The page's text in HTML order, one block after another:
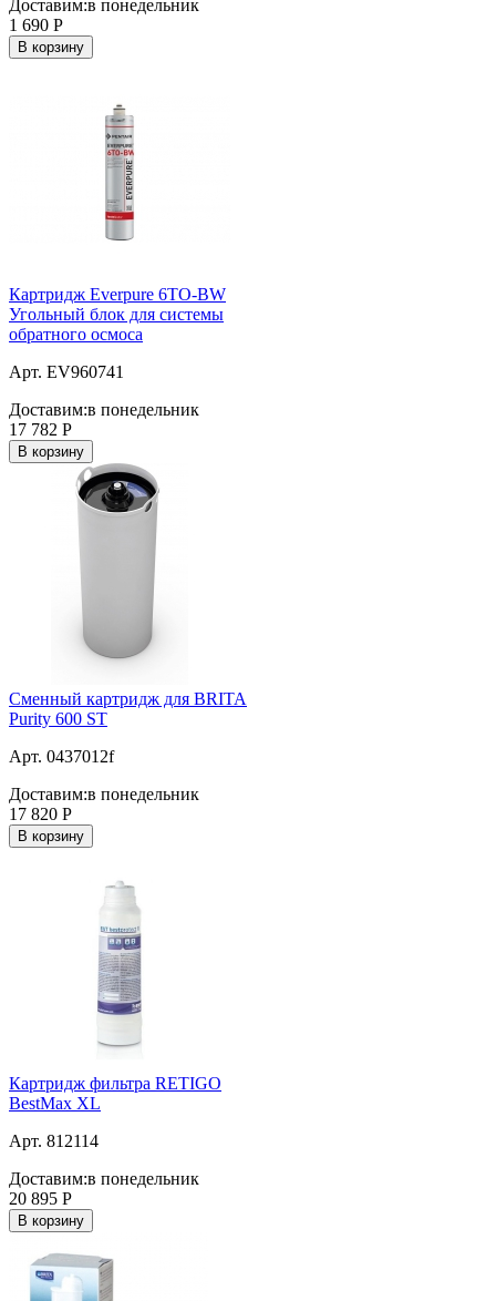
Доставим:в понедельник
1 690 Р
В корзину
Картридж Everpure 6TO-BW
Угольный блок для системы
обратного осмоса
Арт. EV960741
Доставим:в понедельник
17 782 Р
В корзину
Сменный картридж для BRITA
Purity 600 ST
Арт. 0437012f
Доставим:в понедельник
17 820 Р
В корзину
Картридж фильтра RETIGO
BestMax XL
Арт. 812114
Доставим:в понедельник
20 895 Р
В корзину